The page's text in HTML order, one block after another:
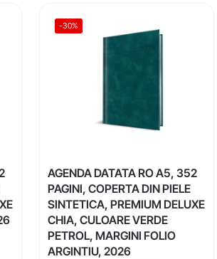
-30%
AGENDA DATATA RO A5, 352
PAGINI, COPERTA DIN PIELE
SINTETICA, PREMIUM DELUXE
CHIA, CULOARE VERDE
PETROL, MARGINI FOLIO
ARGINTIU, 2026